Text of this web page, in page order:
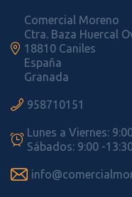

Comercial Moreno
Ctra. Baza Huercal
18810 Caniles
España
Granada
 958710151

Lunes a Viernes:
Sábados: 9:00 -
